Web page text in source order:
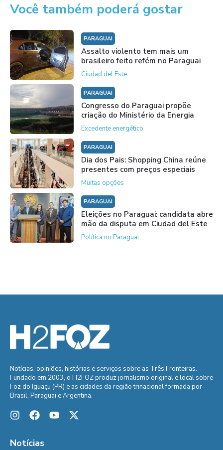
Você também poderá gostar
PARAGUAI
Assalto violento tem mais um
brasileiro feito refém no Paraguai
Ciudad del Este
PARAGUAI
Congresso do Paraguai propõe
criação do Ministério da Energia
Excedente energético
PARAGUAI
Dia dos Pais: Shopping China reúne
presentes com preços especiais
Muitas opções
PARAGUAI
Eleições no Paraguai: candidata abre
mão da disputa em Ciudad del Este
Política no Paraguai
Notícias, opiniões, histórias e serviços sobre as Três Fronteiras.
Fundado em 2003, o H2FOZ produz jornalismo original e local sobre
Foz do Iguaçu (PR) e as cidades da região trinacional formada por
Brasil, Paraguai e Argentina.
Notícias